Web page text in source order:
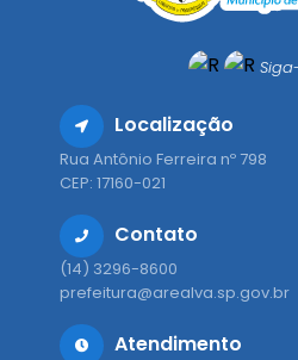
Localização
Rua Antônio Ferreira nº 798
CEP: 17160-021
Contato
(14) 3296-8600
prefeitura@arealva.sp.gov.br
Atendimento